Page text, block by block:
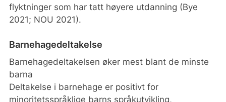
flyktninger som har tatt høyere utdanning (Bye
2021; NOU 2021).
Barnehagedeltakelse
Barnehagedeltakelsen øker mest blant de minste
barna
Deltakelse i barnehage er positivt for
minoritetsspråklige barns språkutvikling,